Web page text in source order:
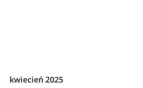
kwiecień 2025